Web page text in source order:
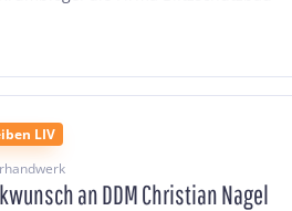
LIV
an DDM Christian Nagel